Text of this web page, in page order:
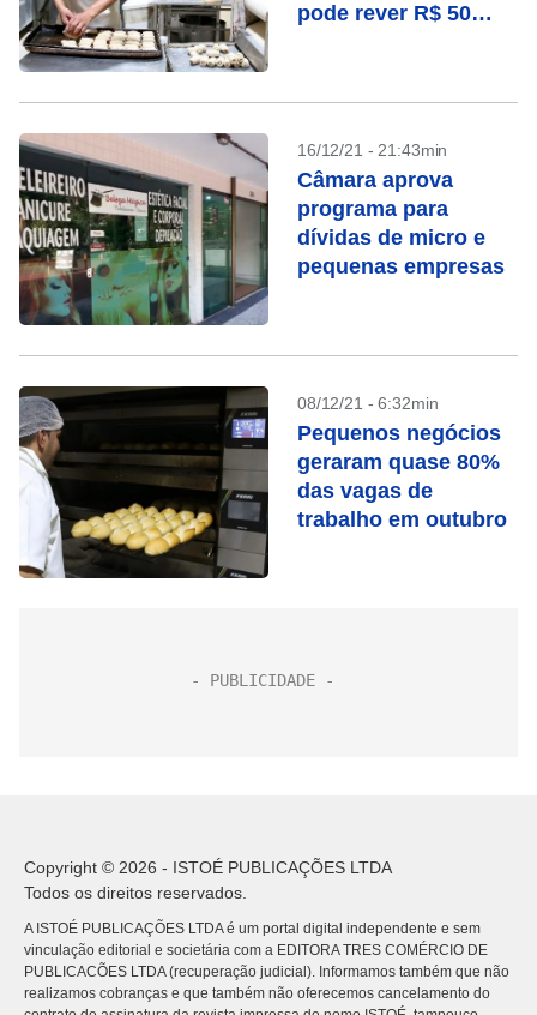
pode rever R$ 50
16/12/21 - 21:43min
Câmara aprova
programa para
dívidas de micro e
pequenas empresas
08/12/21 - 6:32min
Pequenos negócios
geraram quase 80%
das vagas de
trabalho em outubro
Copyright © 2026 - ISTOÉ PUBLICAÇÕES LTDA
Todos os direitos reservados.
A ISTOÉ PUBLICAÇÕES LTDA é um portal digital independente e sem
vinculação editorial e societária com a EDITORA TRES COMÉRCIO DE
PUBLICACÕES LTDA (recuperação judicial). Informamos também que não
realizamos cobranças e que também não oferecemos cancelamento do